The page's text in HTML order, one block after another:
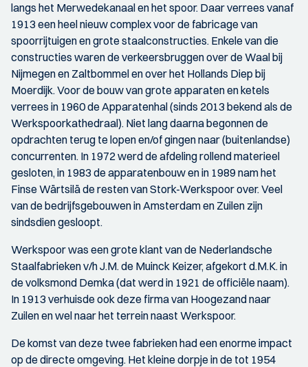
langs het Merwedekanaal en het spoor. Daar verrees vanaf
1913 een heel nieuw complex voor de fabricage van
spoorrijtuigen en grote staalconstructies. Enkele van die
constructies waren de verkeersbruggen over de Waal bij
Nijmegen en Zaltbommel en over het Hollands Diep bij
Moerdijk. Voor de bouw van grote apparaten en ketels
verrees in 1960 de Apparatenhal (sinds 2013 bekend als de
Werkspoorkathedraal). Niet lang daarna begonnen de
opdrachten terug te lopen en/of gingen naar (buitenlandse)
concurrenten. In 1972 werd de afdeling rollend materieel
gesloten, in 1983 de apparatenbouw en in 1989 nam het
Finse Wärtsilä de resten van Stork-Werkspoor over. Veel
van de bedrijfsgebouwen in Amsterdam en Zuilen zijn
sindsdien gesloopt.
Werkspoor was een grote klant van de Nederlandsche
Staalfabrieken v/h J.M. de Muinck Keizer, afgekort d.M.K. in
de volksmond Demka (dat werd in 1921 de officiële naam).
In 1913 verhuisde ook deze firma van Hoogezand naar
Zuilen en wel naar het terrein naast Werkspoor.
De komst van deze twee fabrieken had een enorme impact
op de directe omgeving. Het kleine dorpje in de tot 1954